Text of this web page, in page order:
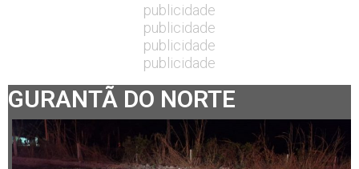
publicidade
publicidade
publicidade
publicidade
GURANTÃ DO NORTE